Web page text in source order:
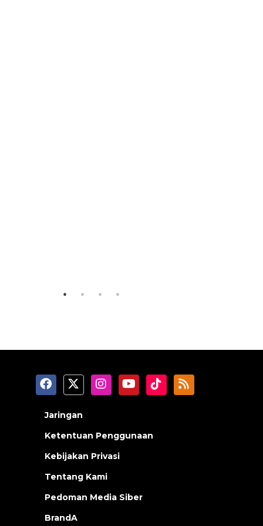
Jaringan
Ketentuan Penggunaan
Kebijakan Privasi
Tentang Kami
Pedoman Media Siber
BrandA